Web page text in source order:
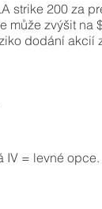
strike 200 za
může zvýšit
dodání akcií
IV = levné opce.